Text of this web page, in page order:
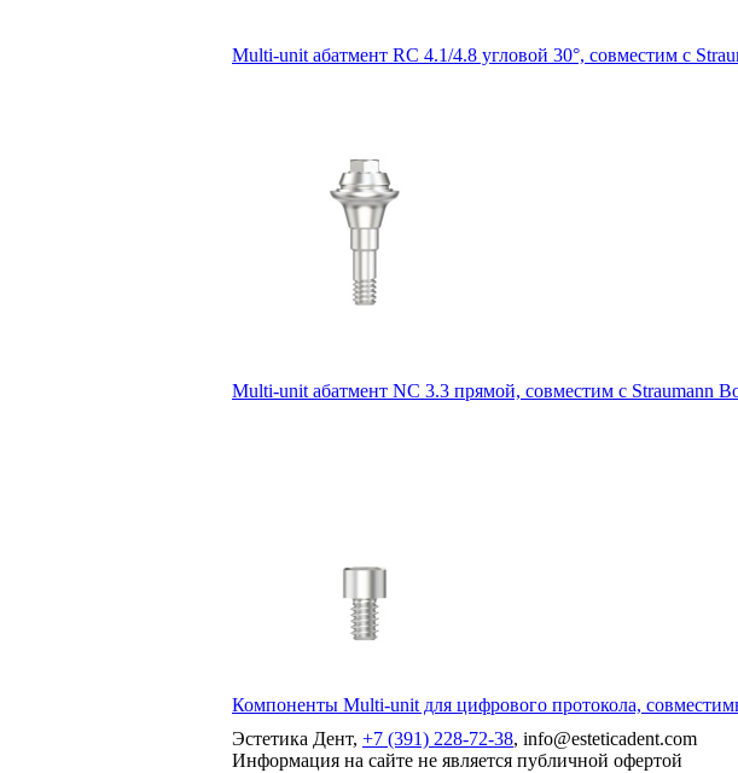
Multi-unit абатмент RC 4.1/4.8 угловой 30°, совместим с
Multi-unit абатмент NC 3.3 прямой, совместим с Straumann
Компоненты Multi-unit для цифрового протокола,
Эстетика Дент, +7 (391) 228-72-38, info@esteticadent.com
Информация на сайте не является публичной офертой